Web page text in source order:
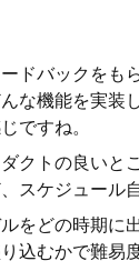
ドバックをも
な機能を実装
ですね。
クトの良いと
スケジュール
をどの時期に
込むかで難易